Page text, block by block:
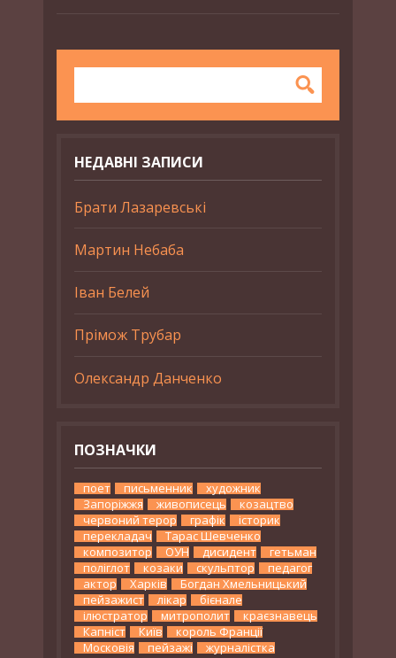
НЕДАВНІ ЗАПИСИ
Брати Лазаревські
Мартин Небаба
Іван Белей
Прімож Трубар
Олександр Данченко
ПОЗНАЧКИ
поет письменник
художник
Запоріжжя
живописець
козацтво
червоний терор
графік
історик
перекладач
Тарас Шевченко
композитор
ОУН дисидент
гетьман
поліглот
козаки скульптор
педагог
актор
Харків
Богдан Хмельницький
пейзажист
лікар
бієнале
ілюстратор
митрополит
краєзнавець
Капніст
Київ
король Франції
Московія
пейзажі
журналістка